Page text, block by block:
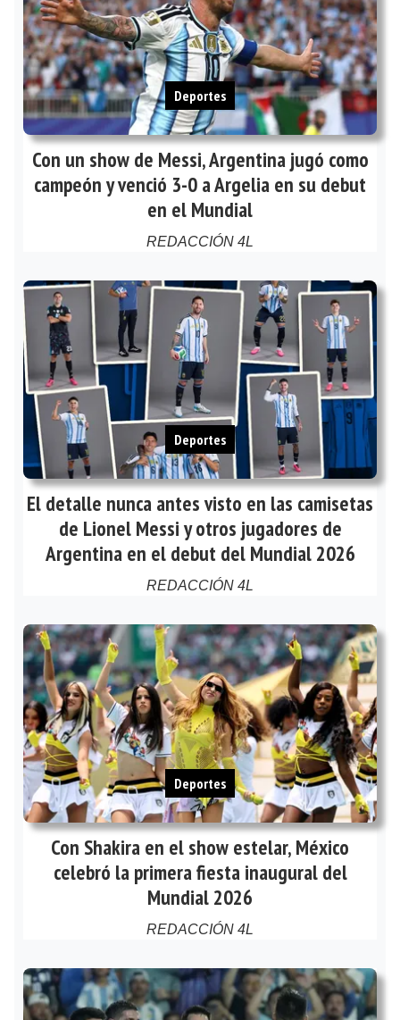
Con un show de Messi, Argentina jugó como
campeón y venció 3-0 a Argelia en su debut
en el Mundial
REDACCIÓN 4L
Deportes
El detalle nunca antes visto en las camisetas
de Lionel Messi y otros jugadores de
Argentina en el debut del Mundial 2026
REDACCIÓN 4L
Deportes
Con Shakira en el show estelar, México
celebró la primera fiesta inaugural del
Mundial 2026
REDACCIÓN 4L
Deportes